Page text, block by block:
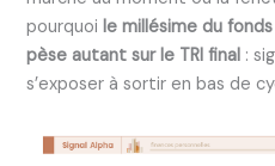
pourquoile millésime du
pèse autant sur le TRI final :
s’exposer à sortir en bas de